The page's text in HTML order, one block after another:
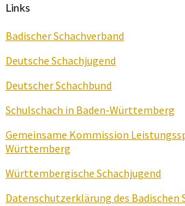
Links
Badischer Schachverband
Deutsche Schachjugend
Deutscher Schachbund
Schulschach in Baden-Württemberg
Gemeinsame Kommission
Württemberg
Württembergische Schachjugend
Datenschutzerklärung des Badischen